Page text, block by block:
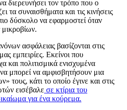
διερευνήσει τον τρόπο που ο
τα συναισθήματα και τις κινήσεις
δύσκολο να εφαρμοστεί όταν
ασφάλειας βασίζονται στις
εμπειρίες. Εκείνοι που
και πολιτισμικά ενισχυμένα
μπορεί να αμφισβητήσουν μια
τους, κάτι το οποίο έγινε και στις
εισέβαλε σε κτίρια του
για ένα κούρεμα.